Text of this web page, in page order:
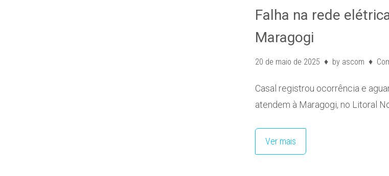
Falha na rede
Maragogi
20 de maio de 2025 by ascom
Casal registrou ocorrência e
atendem à Maragogi, no Litoral
Ver mais